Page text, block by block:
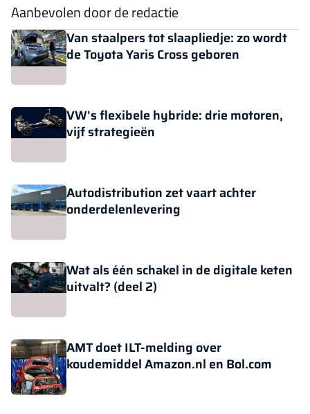
Aanbevolen door de redactie
Van staalpers tot slaapliedje: zo wordt
de Toyota Yaris Cross geboren
VW's flexibele hybride: drie motoren,
vijf strategieën
Autodistribution zet vaart achter
onderdelenlevering
Wat als één schakel in de digitale keten
uitvalt? (deel 2)
AMT doet ILT-melding over
koudemiddel Amazon.nl en Bol.com